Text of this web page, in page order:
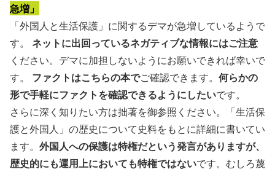
急増」
「外国人と生活保護」に関するデマが急増しているようで
す。 ネットに出回っているネガティブな情報にはご注意
ください。デマに加担しないようにお願いできれば幸いで
す。 ファクトはこちらの本でご確認できます。 何らかの
形で手軽にファクトを確認できるようにしたいです。
さらに深く知りたい方は拙著を御参照ください。「生活保
護と外国人」の歴史について史料をもとに詳細に書いてい
ます。 外国人への保護は特権だという発言がありますが、
歴史的にも運用上においても特権ではないです。むしろ蔑